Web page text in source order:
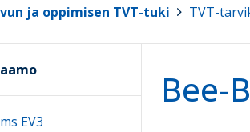
ja oppimisen TVT-tuki TVT-
Bee-
EV3